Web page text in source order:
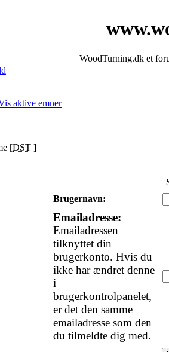
WoodTurning.dk et
aktive emner
[DST ]
Brugernavn:
Emailadresse:
Emailadressen
tilknyttet din
brugerkonto. Hvis du
ikke har ændret denne
i
brugerkontrolpanelet,
er det den samme
emailadresse som den
du tilmeldte dig med.